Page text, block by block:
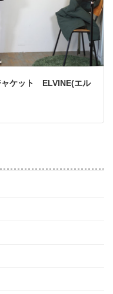
ャケット ELVINE(エル